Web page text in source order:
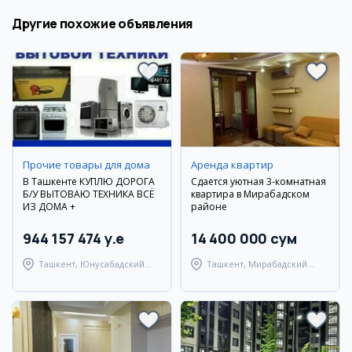
Другие похожие объявления
Прочие товары для дома
В Ташкенте КУПЛЮ ДОРОГА
Б/У ВЫТОВАЮ ТЕХНИКА ВСЁ
ИЗ ДОМА +
944 157 474 y.e
Ташкент, Юнусабадский
Аренда квартир
Сдается уютная 3-комнатная
квартира в Мирабадском
районе
14 400 000 сум
Ташкент, Мирабадский